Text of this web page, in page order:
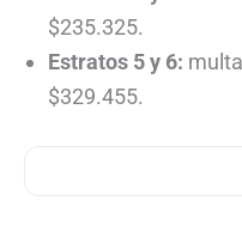
$235.325.
Estratos 5 y 6:
$329.455.